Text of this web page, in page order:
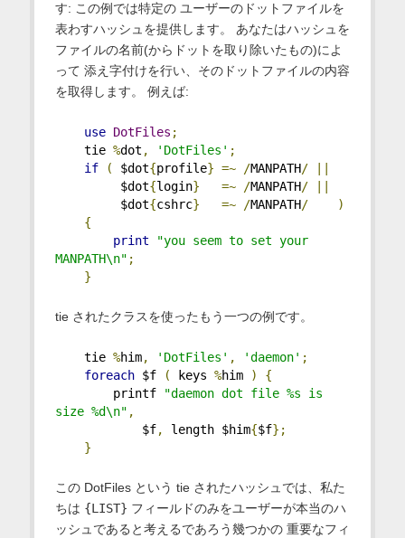
す: この例では特定の ユーザーのドットファイルを
表わすハッシュを提供します。 あなたはハッシュを
ファイルの名前(からドットを取り除いたもの)によ
って 添え字付けを行い、そのドットファイルの内容
を取得します。 例えば:
use DotFiles ;
tie %dot , 'DotFiles' ;
if
( $dot{profile} =~ /MANPATH/
$dot{login} =~ /MANPATH/
$dot{cshrc} =~ /MANPATH/
)
{
print
"you seem to set your
MANPATH\n" ;
}
tie されたクラスを使ったもう一つの例です。
tie %him, 'DotFiles' , 'daemon' ;
foreach $f ( keys %him )
{
printf
"daemon dot file %s is
size %d\n" ,
$f, length $him{$f};
}
この DotFiles という tie されたハッシュでは、私た
ちは {LIST} フィールドのみをユーザーが本当のハ
ッシュであると考えるであろう幾つかの 重要なフィ